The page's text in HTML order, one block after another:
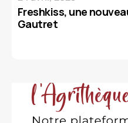
Freshkiss, une
Gautret